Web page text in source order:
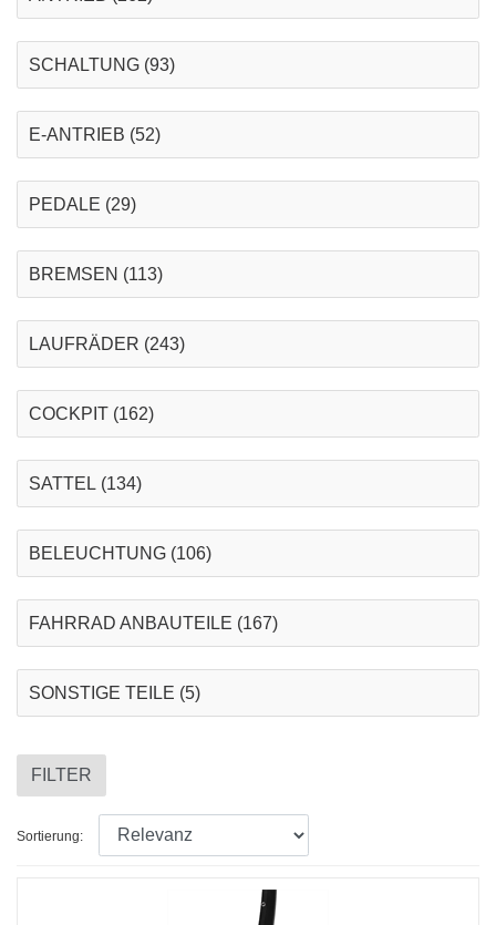
SCHALTUNG (93)
E-ANTRIEB (52)
PEDALE (29)
BREMSEN (113)
LAUFRÄDER (243)
COCKPIT (162)
SATTEL (134)
BELEUCHTUNG (106)
FAHRRAD ANBAUTEILE (167)
SONSTIGE TEILE (5)
FILTER
Sortierung: